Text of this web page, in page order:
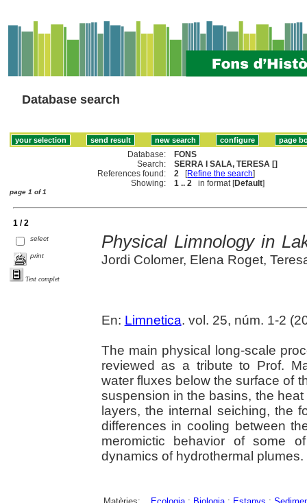
Database search
Database:
FONS
Search:
SERRA I SALA, TERESA []
References found:
2 [Refine the search]
Showing:
1 .. 2 in format [Default]
page 1 of 1
1 / 2
select
print
Text complet
Physical Limnology in
Jordi Colomer, Elena Roget,
En: Limnetica. vol. 25, núm. 1-2
The main physical long-scale
reviewed as a tribute to Prof.
water fluxes below the surface of
suspension in the basins, the
layers, the internal seiching, the
differences in cooling between
meromictic behavior of some
dynamics of hydrothermal plumes.